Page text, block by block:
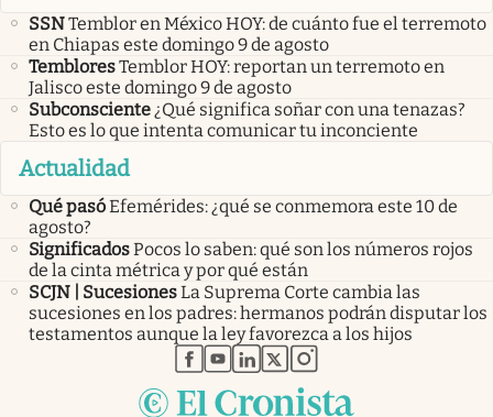
SSNTemblor en México HOY: de cuánto fue el terremoto
en Chiapas este domingo 9 de agosto
TembloresTemblor HOY: reportan un terremoto en
Jalisco este domingo 9 de agosto
Subconsciente ¿Qué significa soñar con una tenazas?
Esto es lo que intenta comunicar tu inconciente
Actualidad
Qué pasóEfemérides: ¿qué se conmemora este 10 de
agosto?
SignificadosPocos lo saben: qué son los números rojos
de la cinta métrica y por qué están
SCJN | SucesionesLa Suprema Corte cambia las
sucesiones en los padres: hermanos podrán disputar los
testamentos aunque la ley favorezca a los hijos
abre en nueva pestaña
abre en nueva pestaña
abre en nueva pestaña
abre en nueva pestaña
abre en nueva pestaña